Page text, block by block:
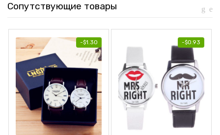
Сопутствующие товары
-$1.30 -$0.93